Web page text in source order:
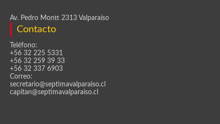
Av. Pedro Montt 2313 Valparaíso
Contacto
Teléfono:
+56 32 225 5331
+56 32 259 39 33
+56 32 337 6903
Correo:
secretario@septimavalparaiso.cl
capitan@septimavalparaiso.cl